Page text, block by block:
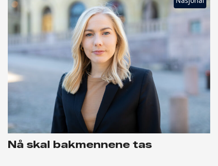
Nå skal bakmennene tas